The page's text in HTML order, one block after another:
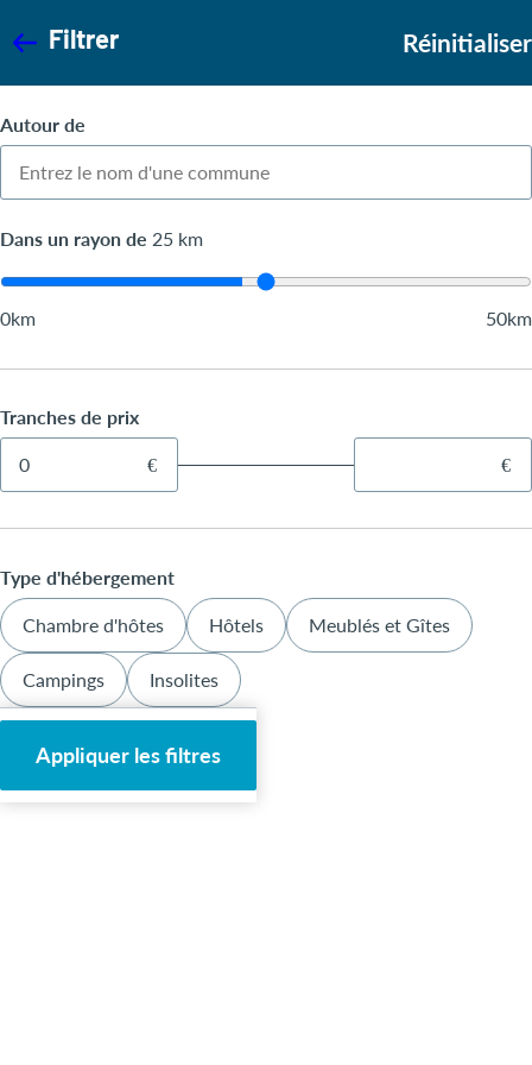
Filtrer Réinitialiser
Autour de
Dans un rayon de 25 km
0km 50km
Tranches de prix
Type d'hébergement
Chambre d'hôtes Hôtels Meublés et Gîtes
Campings Insolites
Appliquer les filtres